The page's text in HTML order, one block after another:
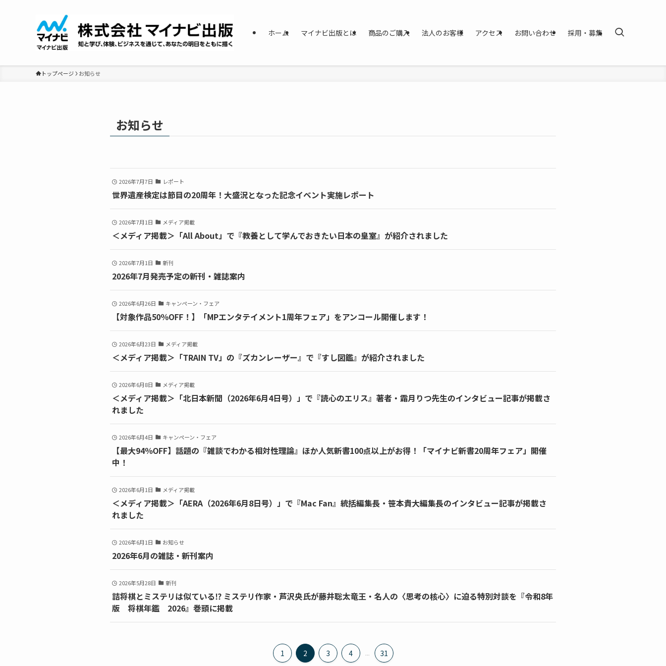
ホーム マイナビ出版とは 商品のご購入 法人のお客様 アクセス お問い合わせ 採用・募集
トップページ お知らせ
お知らせ
2026年7月7日 レポート
世界遺産検定は節目の20周年！大盛況となった記念イベント実施レポート
2026年7月1日 メディア掲載
＜メディア掲載＞「All About」で『教養として学んでおきたい日本の皇室』が紹介されました
2026年7月1日 新刊
2026年7月発売予定の新刊・雑誌案内
2026年6月26日 キャンペーン・フェア
【対象作品50％OFF！】「MPエンタテイメント1周年フェア」をアンコール開催します！
2026年6月23日 メディア掲載
＜メディア掲載＞「TRAIN TV」の『ズカンレーザー』で『すし図鑑』が紹介されました
2026年6月8日 メディア掲載
＜メディア掲載＞「北日本新聞（2026年6月4日号）」で『読心のエリス』著者・霜月りつ先生のインタビュー記事が掲載さ
れました
2026年6月4日 キャンペーン・フェア
【最大94％OFF】話題の『雑談でわかる相対性理論』ほか人気新書100点以上がお得！「マイナビ新書20周年フェア」開催
中！
2026年6月1日 メディア掲載
＜メディア掲載＞「AERA（2026年6月8日号）」で『Mac Fan』統括編集長・笹本貴大編集長のインタビュー記事が掲載さ
れました
2026年6月1日 お知らせ
2026年6月の雑誌・新刊案内
2026年5月28日 新刊
詰将棋とミステリは似ている⁉ ミステリ作家・芦沢央氏が藤井聡太竜王・名人の〈思考の核心〉に迫る特別対談を『令和8年
版 将棋年鑑 2026』巻頭に掲載
1 2 3 4 ... 31